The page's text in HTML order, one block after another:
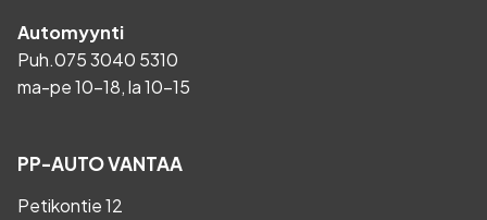
Automyynti
Puh.075 3040 5310
ma-pe 10-18, la 10-15
PP-AUTO VANTAA
Petikontie 12